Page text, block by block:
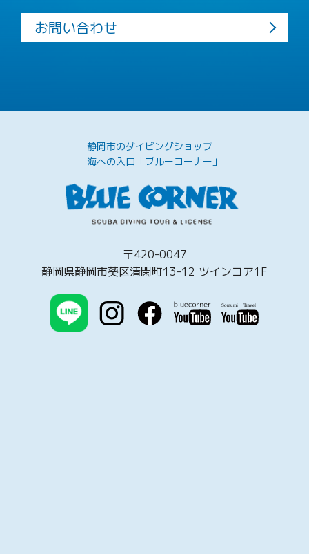
お問い合わせ
静岡市のダイビングショップ
海への入口「ブルーコーナー」
〒420-0047
静岡県静岡市葵区清閑町13-12 ツインコア1F